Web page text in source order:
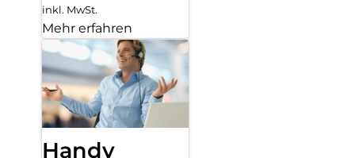
inkl. MwSt.
Mehr erfahren
Handy